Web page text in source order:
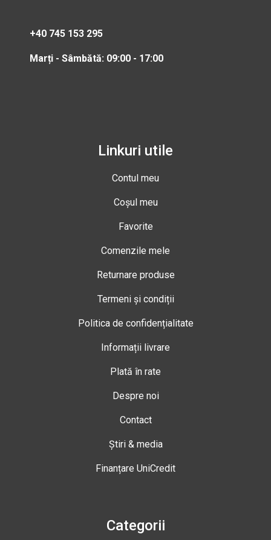
+40 745 153 295
Marți - Sâmbătă: 09:00 - 17:00
Linkuri utile
Contul meu
Coșul meu
Favorite
Comenzile mele
Returnare produse
Termeni și condiții
Politica de confidențialitate
Informații livrare
Plată în rate
Despre noi
Contact
Știri & media
Finanțare UniCredit
Categorii